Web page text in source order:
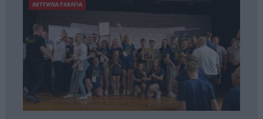
AKTYWNA PARAFIA